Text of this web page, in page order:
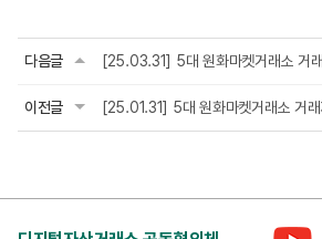
다음글 [25.03.31] 5대 원화마켓거래소 거
이전글 [25.01.31] 5대 원화마켓거래소 거